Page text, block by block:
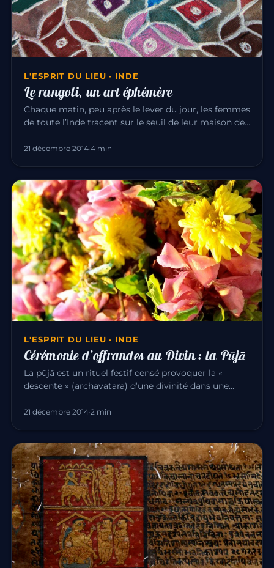
L'ESPRIT DU LIEU · INDE
Le rangoli, un art éphémère
Chaque matin, peu après le lever du jour, les femmes
de toute l’Inde tracent sur le seuil de leur maison des
21 décembre 2014·4 min
L'ESPRIT DU LIEU · INDE
Cérémonie d’offrandes au Divin : la Pūjā
La pūjā est un rituel festif censé provoquer la «
descente » (archāvatāra) d’une divinité dans une
21 décembre 2014·2 min